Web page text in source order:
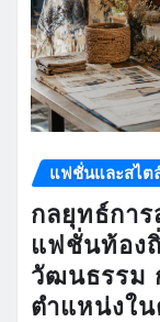
แฟชั่นและสไต
กลยุทธ์กา
แฟชั่นท้อง
วัฒนธรรม
ตำแหน่งใ